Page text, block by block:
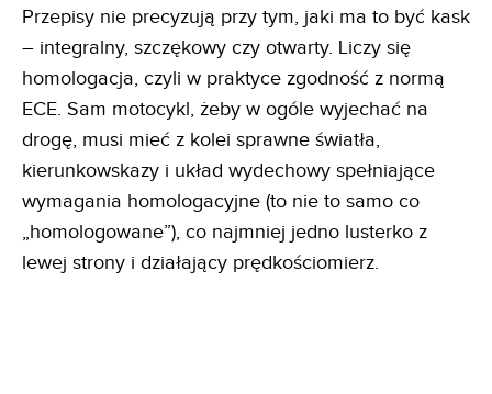
Przepisy nie precyzują przy tym, jaki ma to być kask
– integralny, szczękowy czy otwarty. Liczy się
homologacja, czyli w praktyce zgodność z normą
ECE. Sam motocykl, żeby w ogóle wyjechać na
drogę, musi mieć z kolei sprawne światła,
kierunkowskazy i układ wydechowy spełniające
wymagania homologacyjne (to nie to samo co
„homologowane”), co najmniej jedno lusterko z
lewej strony i działający prędkościomierz.